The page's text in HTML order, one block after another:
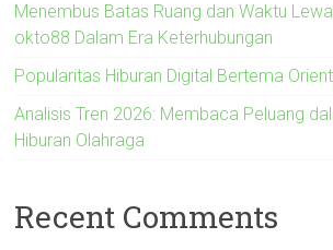
Menembus Batas Ruang dan Waktu
okto88 Dalam Era Keterhubungan
Popularitas Hiburan Digital Bertema
Analisis Tren 2026: Membaca Peluang
Hiburan Olahraga
Recent Comments